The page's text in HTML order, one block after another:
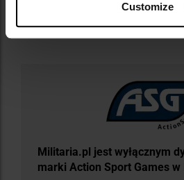
Customize
Militaria.pl jest wyłącznym
marki Action Sport Games w